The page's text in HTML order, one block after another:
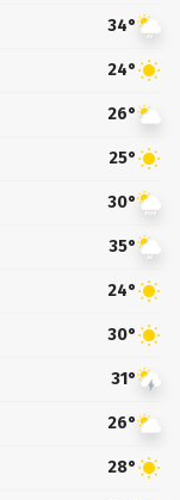
34°
24°
26°
25°
30°
35°
24°
30°
31°
26°
28°